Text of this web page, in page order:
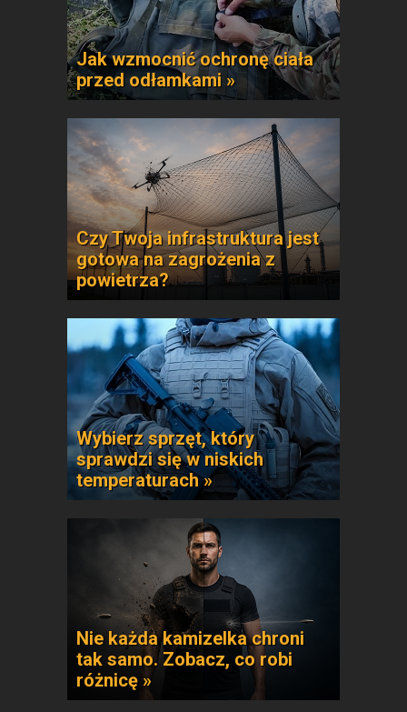
Jak wzmocnić ochronę ciała
przed odłamkami »
Czy Twoja infrastruktura jest
gotowa na zagrożenia z
powietrza?
Wybierz sprzęt, który
sprawdzi się w niskich
temperaturach »
Nie każda kamizelka chroni
tak samo. Zobacz, co robi
różnicę »